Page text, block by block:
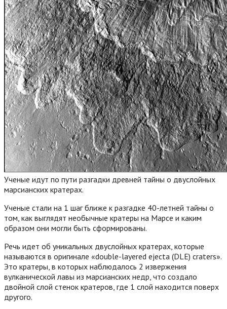
Ученые идут по пути разгадки древней тайны о двуслойных
марсианских кратерах.
Ученые стали на 1 шаг ближе к разгадке 40-летней тайны о
том, как выглядят необычные кратеры на Марсе и каким
образом они могли быть сформированы.
Речь идет об уникальных двуслойных кратерах, которые
называются в оригинале «double-layered ejecta (DLE) craters».
Это кратеры, в которых наблюдалось 2 извержения
вулканической лавы из марсианских недр, что создало
двойной слой стенок кратеров, где 1 слой находится поверх
другого.